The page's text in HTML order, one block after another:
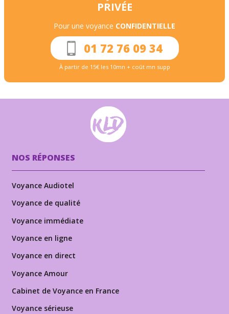
PRIVÉE
Pour une voyance CONFIDENTIELLE
01 72 76 09 34
À partir de 15€ les 10mn + coût mn supp
NOS RÉPONSES
Voyance Audiotel
Voyance de qualité
Voyance immédiate
Voyance en ligne
Voyance en direct
Voyance Amour
Cabinet de Voyance en France
Voyance sérieuse